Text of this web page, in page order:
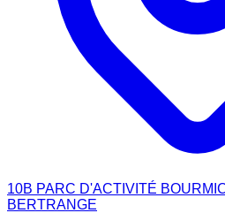
10B PARC D'ACTIVITÉ
BERTRANGE